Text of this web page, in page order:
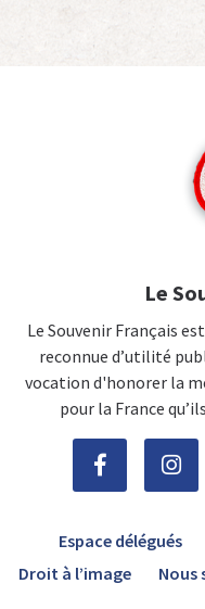
Le
Le Souvenir Français
reconnue d’utilité
vocation d'honorer la
pour la France
Espace délégués
Droit à l’image
Nous